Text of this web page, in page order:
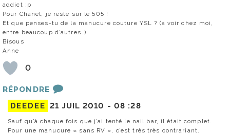
addict :p
Pour Chanel, je reste sur le 505 !
Et que penses-tu de la manucure couture YSL ? (à voir chez moi,
entre beaucoup d’autres…)
Bisous
Anne
0
RÉPONDRE
DEEDEE 21 JUIL 2010 - 08 :28
Sauf qu’à chaque fois que j’ai tenté le nail bar, il était complet.
Pour une manucure « sans RV », c’est très très contrariant.